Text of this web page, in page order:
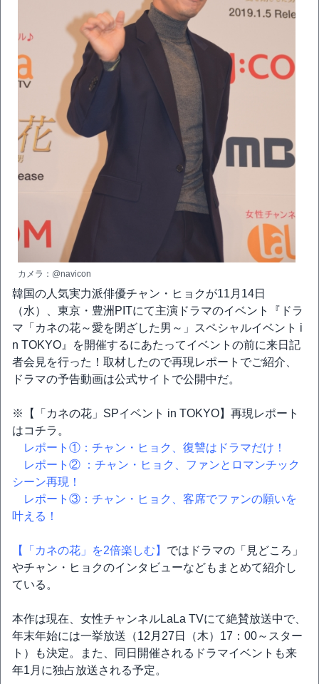
カメラ：@navicon
韓国の人気実力派俳優チャン・ヒョクが11月14日
（水）、東京・豊洲PITにて主演ドラマのイベント『ドラ
マ「カネの花～愛を閉ざした男～」スペシャルイベント i
n TOKYO』を開催するにあたってイベントの前に来日記
者会見を行った！取材したので再現レポートでご紹介、
ドラマの予告動画は公式サイトで公開中だ。
※【「カネの花」SPイベント in TOKYO】再現レポート
はコチラ。
レポート①：チャン・ヒョク、復讐はドラマだけ！
レポート② ：チャン・ヒョク、ファンとロマンチック
シーン再現！
レポート③：チャン・ヒョク、客席でファンの願いを
叶える！
【「カネの花」を2倍楽しむ】 ではドラマの「見どころ」
やチャン・ヒョクのインタビューなどもまとめて紹介し
ている。
本作は現在、女性チャンネルLaLa TVにて絶賛放送中で、
年末年始には一挙放送（12月27日（木）17：00～スター
ト）も決定。また、同日開催されるドラマイベントも来
年1月に独占放送される予定。